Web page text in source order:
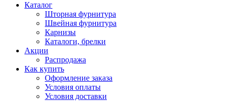
Каталог
Шторная фурнитура
Швейная фурнитура
Карнизы
Каталоги, брелки
Акции
Распродажа
Как купить
Оформление заказа
Условия оплаты
Условия доставки